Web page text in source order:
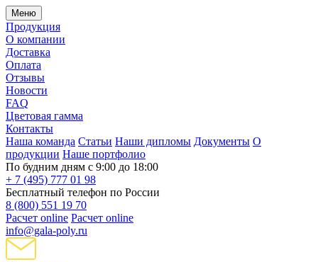
Меню
Продукция
О компании
Доставка
Оплата
Отзывы
Новости
FAQ
Цветовая гамма
Контакты
Наша команда Статьи Наши дипломы Документы О
продукции Наше портфолио
По будним дням с 9:00 до 18:00
+ 7 (495) 777 01 98
Бесплатный телефон по России
8 (800) 551 19 70
Расчет online Расчет online
info@gala-poly.ru